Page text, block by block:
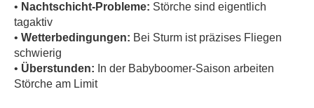
• Nachtschicht-Probleme: Störche sind eigentlich
tagaktiv
• Wetterbedingungen: Bei Sturm ist präzises Fliegen
schwierig
• Überstunden: In der Babyboomer-Saison arbeiten
Störche am Limit